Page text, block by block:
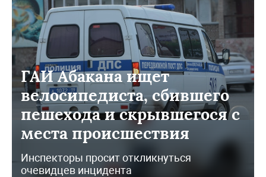
ГАИ Абакана ищет
велосипедиста, сбившего
пешехода и скрывшегося с
места происшествия
Инспекторы просит откликнуться
очевидцев инцидента